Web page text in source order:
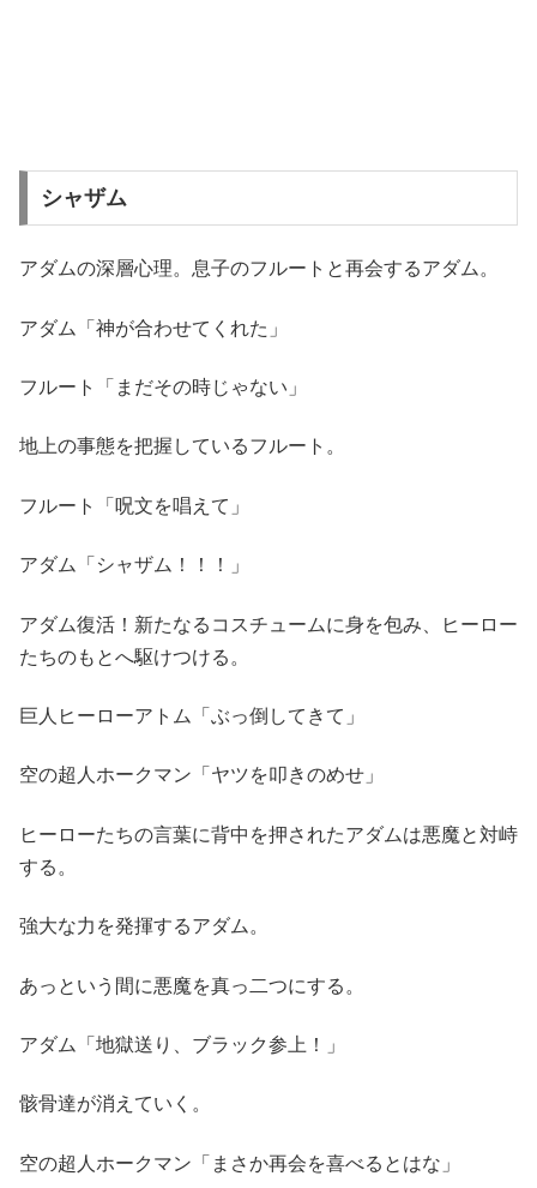
シャザム
アダムの深層心理。息子のフルートと再会するアダム。
アダム「神が合わせてくれた」
フルート「まだその時じゃない」
地上の事態を把握しているフルート。
フルート「呪文を唱えて」
アダム「シャザム！！！」
アダム復活！新たなるコスチュームに身を包み、ヒーロー
たちのもとへ駆けつける。
巨人ヒーローアトム「ぶっ倒してきて」
空の超人ホークマン「ヤツを叩きのめせ」
ヒーローたちの言葉に背中を押されたアダムは悪魔と対峙
する。
強大な力を発揮するアダム。
あっという間に悪魔を真っ二つにする。
アダム「地獄送り、ブラック参上！」
骸骨達が消えていく。
空の超人ホークマン「まさか再会を喜べるとはな」